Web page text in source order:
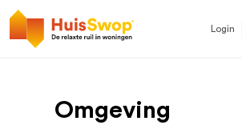
Login
Omgeving